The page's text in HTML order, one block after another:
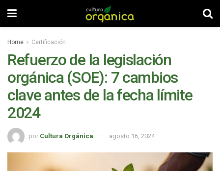
Home Certificación
Refuerzo de la legislación
orgánica (SOE): 7 cambios
clave antes de la fecha límite
2024
por Cultura Orgánica agosto 16, 2024